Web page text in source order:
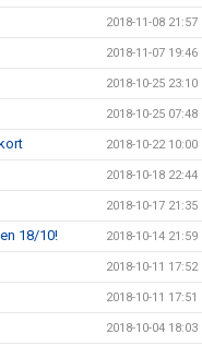
2018-11-08 21:57
2018-11-07 19:46
2018-10-25 23:10
2018-10-25 07:48
2018-10-22 10:00
2018-10-18 22:44
2018-10-17 21:35
18/10! 2018-10-14 21:59
2018-10-11 17:52
2018-10-11 17:51
2018-10-04 18:03